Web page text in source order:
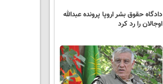
دادگاه حقوق بشر اروپا پرونده عبدالله
اوجالان را رد کرد